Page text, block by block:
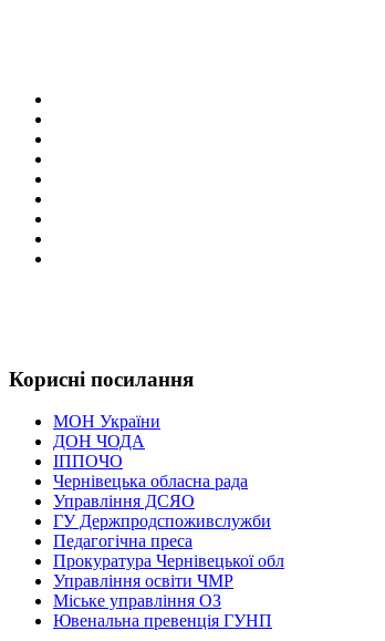
Корисні посилання
МОН України
ДОН ЧОДА
ІППОЧО
Чернівецька обласна рада
Управління ДСЯО
ГУ Держпродспоживслужби
Педагогічна преса
Прокуратура Чернівецької обл
Управління освіти ЧМР
Міське управління ОЗ
Ювенальна превенція ГУНП